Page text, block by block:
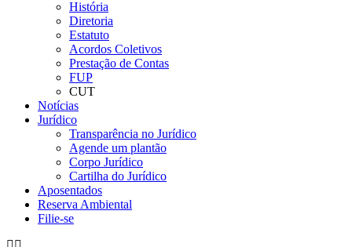
História
Diretoria
Estatuto
Acordos Coletivos
Prestação de Contas
FUP
CUT
Notícias
Jurídico
Transparência no Jurídico
Agende um plantão
Corpo Jurídico
Cartilha do Jurídico
Aposentados
Reserva Ambiental
Filie-se